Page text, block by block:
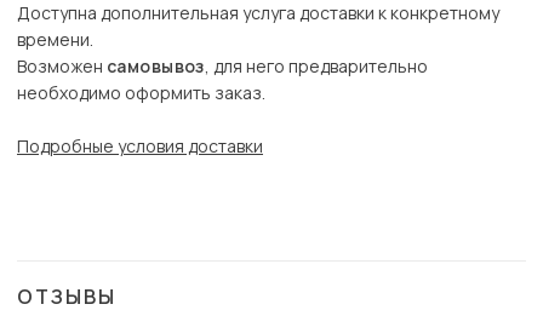
Доступна дополнительная услуга доставки к конкретному
времени.
Возможен самовывоз, для него предварительно
необходимо оформить заказ.
Подробные условия доставки
ОТЗЫВЫ